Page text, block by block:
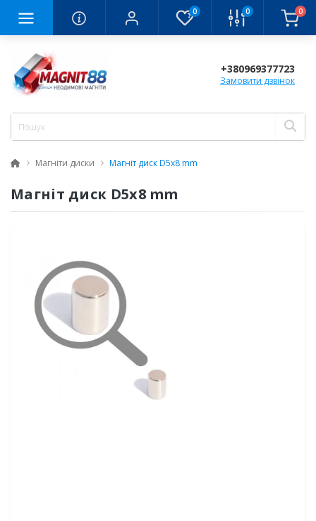
0 0 0
+380969377723
Замовити дзвінок
Магніти диски Магніт диск D5x8 mm
Магніт диск D5x8 mm